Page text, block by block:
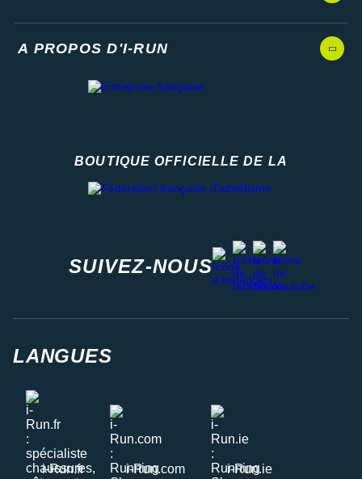
A PROPOS D'I-RUN
BOUTIQUE OFFICIELLE DE LA
SUIVEZ-NOUS
instagram
facebook
stravayoutube
LANGUES
i-Run.fr i-Run.com i-Run.ie